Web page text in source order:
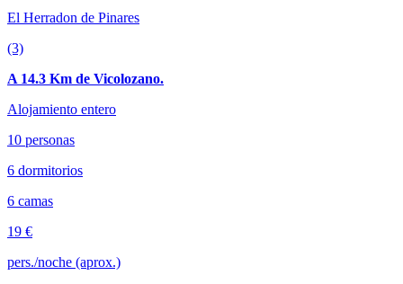
El Herradon de Pinares
(3)
A 14.3 Km de Vicolozano.
Alojamiento entero
10 personas
6 dormitorios
6 camas
19 €
pers./noche (aprox.)